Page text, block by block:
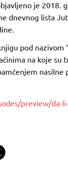
je 2018.
dnevnog lista
pod nazivom
na koje
preview/da-